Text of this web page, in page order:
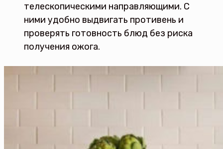
телескопическими направляющими. С
ними удобно выдвигать противень и
проверять готовность блюд без риска
получения ожога.